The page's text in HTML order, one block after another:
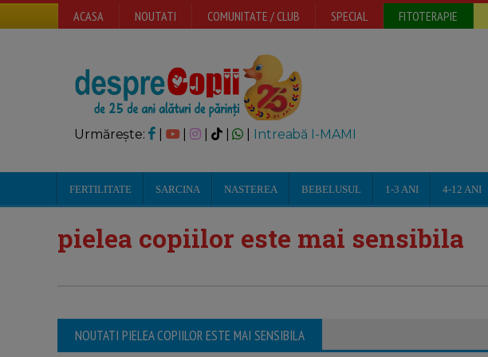
ACASA NOUTATI COMUNITATE / CLUB SPECIAL FITOTERAPIE
Urmărește: | | Intreabă I-MAMI
FERTILITATE SARCINA NASTEREA BEBELUSUL 1-3 ANI 4-12 ANI
pielea copiilor este mai sensibila
NOUTATI PIELEA COPIILOR ESTE MAI SENSIBILA